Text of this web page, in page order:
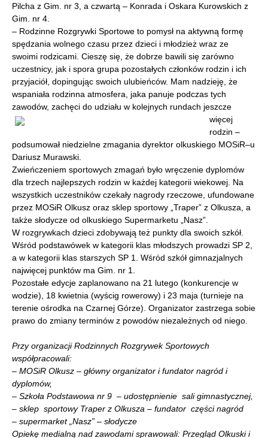
Pilcha z Gim. nr 3, a czwartą – Konrada i Oskara Kurowskich z
Gim. nr 4.
– Rodzinne Rozgrywki Sportowe to pomysł na aktywną formę
spędzania wolnego czasu przez dzieci i młodzież wraz ze
swoimi rodzicami. Cieszę się, że dobrze bawili się zarówno
uczestnicy, jak i spora grupa pozostałych członków rodzin i ich
przyjaciół, dopingując swoich ulubieńców. Mam nadzieję, że
wspaniała rodzinna atmosfera, jaka panuje podczas tych
zawodów, zachęci do udziału w kolejnych rundach jeszcze
więcej
rodzin –
podsumował niedzielne zmagania dyrektor olkuskiego MOSiR–u
Dariusz Murawski.
Zwieńczeniem sportowych zmagań było wręczenie dyplomów
dla trzech najlepszych rodzin w każdej kategorii wiekowej. Na
wszystkich uczestników czekały nagrody rzeczowe, ufundowane
przez MOSiR Olkusz oraz sklep sportowy „Traper” z Olkusza, a
także słodycze od olkuskiego Supermarketu „Nasz”.
W rozgrywkach dzieci zdobywają też punkty dla swoich szkół.
Wśród podstawówek w kategorii klas młodszych prowadzi SP 2,
a w kategorii klas starszych SP 1. Wśród szkół gimnazjalnych
najwięcej punktów ma Gim. nr 1.
Pozostałe edycje zaplanowano na 21 lutego (konkurencje w
wodzie), 18 kwietnia (wyścig rowerowy) i 23 maja (turnieje na
terenie ośrodka na Czarnej Górze). Organizator zastrzega sobie
prawo do zmiany terminów z powodów niezależnych od niego.
Przy organizacji Rodzinnych Rozgrywek Sportowych
współpracowali:
– MOSiR Olkusz – główny organizator i fundator nagród i
dyplomów,
– Szkoła Podstawowa nr 9 – udostępnienie sali gimnastycznej,
– sklep sportowy Traper z Olkusza – fundator części nagród
– supermarket „Nasz” – słodycze
Opiekę medialną nad zawodami sprawowali: Przegląd Olkuski i